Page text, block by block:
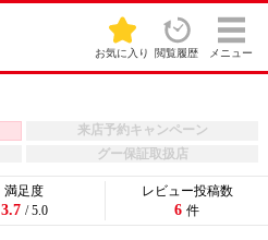
お気に入り 閲覧履歴 メニュー
来店予約キャンペーン
グー保証取扱店
満足度
3.7 / 5.0
レビュー投稿数
6 件